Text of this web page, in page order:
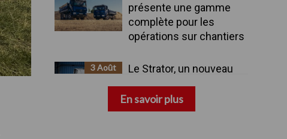
présente une gamme
complète pour les
opérations sur chantiers
3 Août
Le Strator, un nouveau
marché européen
En savoir plus